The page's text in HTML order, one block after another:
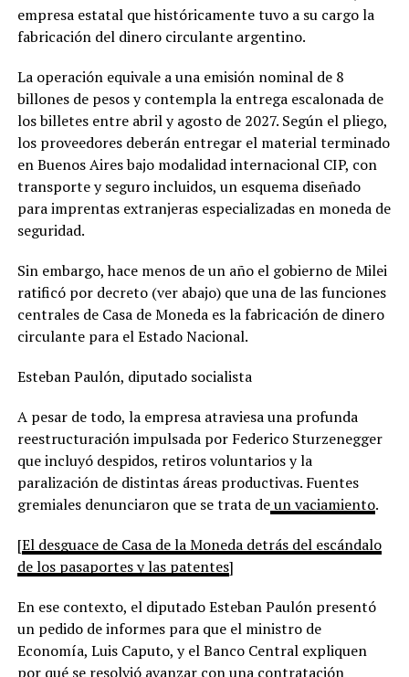
empresa estatal que históricamente tuvo a su cargo la
fabricación del dinero circulante argentino.
La operación equivale a una emisión nominal de 8
billones de pesos y contempla la entrega escalonada de
los billetes entre abril y agosto de 2027. Según el pliego,
los proveedores deberán entregar el material terminado
en Buenos Aires bajo modalidad internacional CIP, con
transporte y seguro incluidos, un esquema diseñado
para imprentas extranjeras especializadas en moneda de
seguridad.
Sin embargo, hace menos de un año el gobierno de Milei
ratificó por decreto (ver abajo) que una de las funciones
centrales de Casa de Moneda es la fabricación de dinero
circulante para el Estado Nacional.
Esteban Paulón, diputado socialista
A pesar de todo, la empresa atraviesa una profunda
reestructuración impulsada por Federico Sturzenegger
que incluyó despidos, retiros voluntarios y la
paralización de distintas áreas productivas. Fuentes
gremiales denunciaron que se trata deun vaciamiento.
[El desguace de Casa de la Moneda detrás del escándalo
de los pasaportes y las patentes]
En ese contexto, el diputado Esteban Paulón presentó
un pedido de informes para que el ministro de
Economía, Luis Caputo, y el Banco Central expliquen
por qué se resolvió avanzar con una contratación